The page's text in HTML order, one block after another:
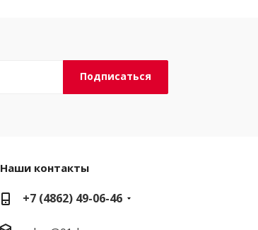
Наши контакты
+7 (4862) 49-06-46